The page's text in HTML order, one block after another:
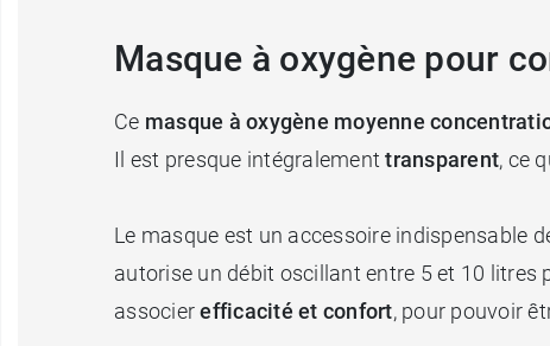
Masque à oxygène pour
Ce masque à oxygène moyenne
Il est presque intégralementtransparent, ce
Le masque est un accessoire indispensable
autorise un débit oscillant entre 5 et 10 litres
associerefficacité et confort, pour pouvoir